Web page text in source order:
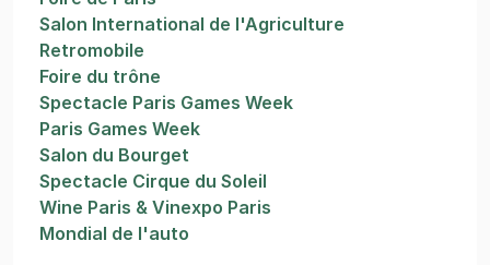
Salon International de l'Agriculture
Retromobile
Foire du trône
Spectacle Paris Games Week
Paris Games Week
Salon du Bourget
Spectacle Cirque du Soleil
Wine Paris & Vinexpo Paris
Mondial de l'auto